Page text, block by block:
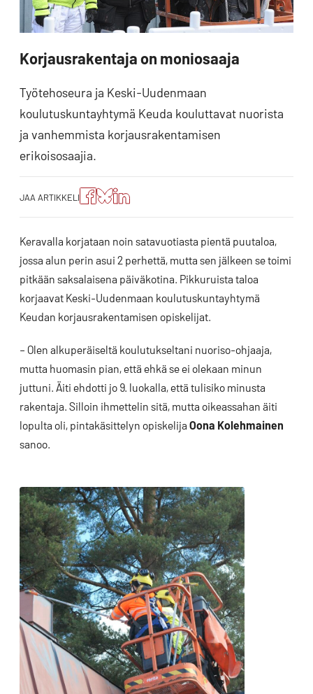
Korjausrakentaja on moniosaaja
Työtehoseura ja Keski-Uudenmaan
koulutuskuntayhtymä Keuda kouluttavat nuorista
ja vanhemmista korjausrakentamisen
erikoisosaajia.
JAA ARTIKKELI
Jaa
artikkeli
Facebookissa
Jaa
artikkeli
Blueskyssa
Jako:
Jaa
artikkeli
Keravalla korjataan noin satavuotiasta pientä puutaloa,
jossa alun perin asui 2 perhettä, mutta sen jälkeen se toimi
pitkään saksalaisena päiväkotina. Pikkuruista taloa
korjaavat Keski-Uudenmaan koulutuskuntayhtymä
Keudan korjausrakentamisen opiskelijat.
– Olen alkuperäiseltä koulutukseltani nuoriso-ohjaaja,
mutta huomasin pian, että ehkä se ei olekaan minun
juttuni. Äiti ehdotti jo 9. luokalla, että tulisiko minusta
rakentaja. Silloin ihmettelin sitä, mutta oikeassahan äiti
lopulta oli, pintakäsittelyn opiskelija Oona Kolehmainen
sanoo.